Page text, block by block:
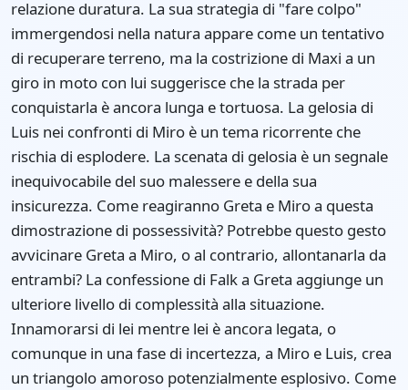
relazione duratura. La sua strategia di "fare colpo"
immergendosi nella natura appare come un tentativo
di recuperare terreno, ma la costrizione di Maxi a un
giro in moto con lui suggerisce che la strada per
conquistarla è ancora lunga e tortuosa. La gelosia di
Luis nei confronti di Miro è un tema ricorrente che
rischia di esplodere. La scenata di gelosia è un segnale
inequivocabile del suo malessere e della sua
insicurezza. Come reagiranno Greta e Miro a questa
dimostrazione di possessività? Potrebbe questo gesto
avvicinare Greta a Miro, o al contrario, allontanarla da
entrambi? La confessione di Falk a Greta aggiunge un
ulteriore livello di complessità alla situazione.
Innamorarsi di lei mentre lei è ancora legata, o
comunque in una fase di incertezza, a Miro e Luis, crea
un triangolo amoroso potenzialmente esplosivo. Come